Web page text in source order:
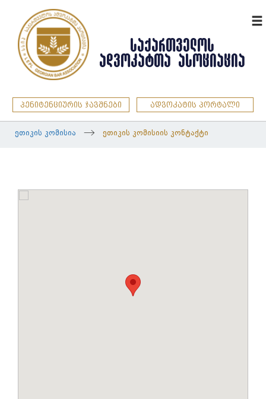
ᲡᲐᲥᲐᲠᲗᲕᲔᲚᲝᲡ
ᲐᲓᲕᲝᲙᲐᲢᲗᲐ ᲐᲡᲝᲪᲘᲐᲪᲘᲐ
პენიტენციურის ჯავშნები ადვოკატის პორტალი
ეთიკის კომისია ეთიკის კომისიის კონტაქტი